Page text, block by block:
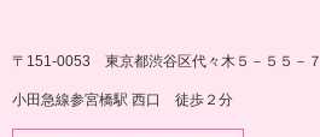
〒151-0053 東京都渋谷区代々木５－５５－７
小田急線参宮橋駅 西口 徒歩２分